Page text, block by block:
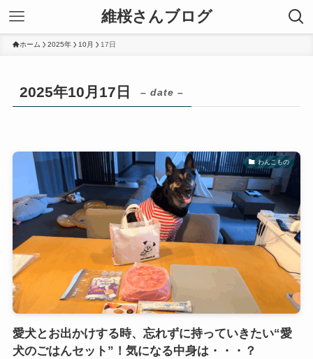
維桜さんブログ
ホーム 2025年 10月 17日
2025年10月17日 – date –
わんこもの
愛犬とお出かけする時、忘れずに持っていきたい“愛
犬のごはんセット”！気になる中身は・・・？